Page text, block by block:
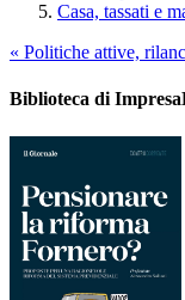
Casa, tassati e
« Politiche attive,
Biblioteca di